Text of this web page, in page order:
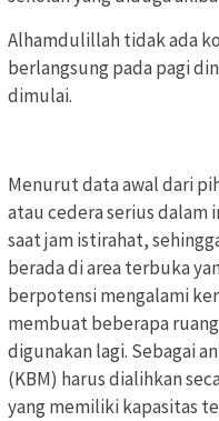
Alhamdulillah tidak ada
berlangsung pada pagi
dimulai.
Menurut data awal dari
atau cedera serius
saat jam istirahat,
berada di area terbuka
berpotensi mengalami
membuat beberapa
digunakan lagi. Sebagai
(KBM) harus dialihkan
yang memiliki kapasitas